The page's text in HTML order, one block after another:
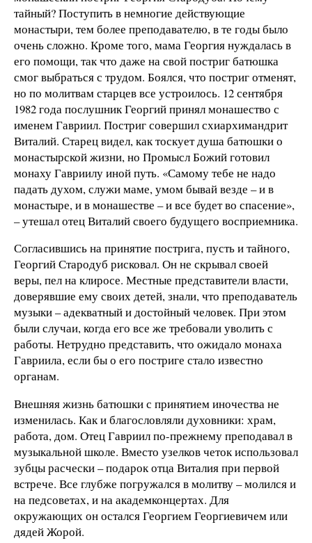
тайный? Поступить в немногие действующие
монастыри, тем более преподавателю, в те годы было
очень сложно. Кроме того, мама Георгия нуждалась в
его помощи, так что даже на свой постриг батюшка
смог выбраться с трудом. Боялся, что постриг отменят,
но по молитвам старцев все устроилось. 12 сентября
1982 года послушник Георгий принял монашество с
именем Гавриил. Постриг совершил схиархимандрит
Виталий. Старец видел, как тоскует душа батюшки о
монастырской жизни, но Промысл Божий готовил
монаху Гавриилу иной путь. «Самому тебе не надо
падать духом, служи маме, умом бывай везде – и в
монастыре, и в монашестве – и все будет во спасение»,
– утешал отец Виталий своего будущего восприемника.
Согласившись на принятие пострига, пусть и тайного,
Георгий Стародуб рисковал. Он не скрывал своей
веры, пел на клиросе. Местные представители власти,
доверявшие ему своих детей, знали, что преподаватель
музыки – адекватный и достойный человек. При этом
были случаи, когда его все же требовали уволить с
работы. Нетрудно представить, что ожидало монаха
Гавриила, если бы о его постриге стало известно
органам.
Внешняя жизнь батюшки с принятием иночества не
изменилась. Как и благословляли духовники: храм,
работа, дом. Отец Гавриил по-прежнему преподавал в
музыкальной школе. Вместо узелков четок использовал
зубцы расчески – подарок отца Виталия при первой
встрече. Все глубже погружался в молитву – молился и
на педсоветах, и на академконцертах. Для
окружающих он остался Георгием Георгиевичем или
дядей Жорой.